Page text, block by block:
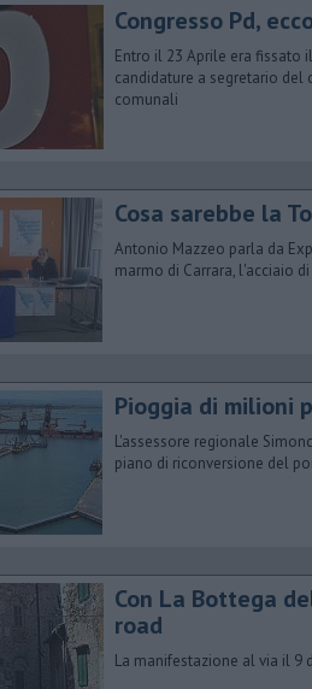
Congresso Pd,
Entro il 23 Aprile era fissato
candidature a segretario
comunali
Cosa sarebbe la
Antonio Mazzeo parla da
marmo di Carrara, l'acciaio
Pioggia di milioni
L'assessore regionale
piano di riconversione del
Con La Bottega
road
La manifestazione al via il 9